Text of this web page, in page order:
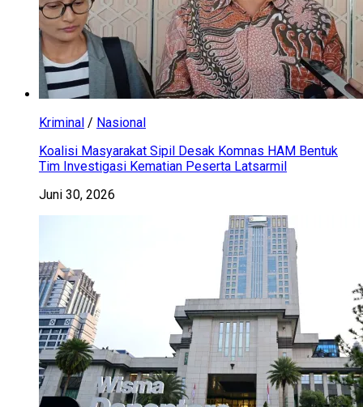
Kriminal / Nasional
Koalisi Masyarakat Sipil Desak Komnas HAM Bentuk
Tim Investigasi Kematian Peserta Latsarmil
Juni 30, 2026